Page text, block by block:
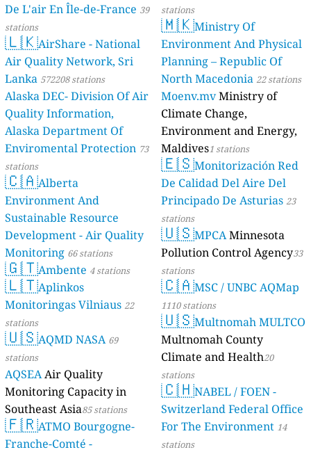
De L'air En Île-de-France 39
stations
🇱🇰AirShare - National
Air Quality Network, Sri
Lanka 572208 stations
Alaska DEC- Division Of Air
Quality Information,
Alaska Department Of
Enviromental Protection 73
stations
🇨🇦Alberta
Environment And
Sustainable Resource
Development - Air Quality
Monitoring 66 stations
🇬🇹Ambente 4 stations
🇱🇹Aplinkos
Monitoringas Vilniaus 22
stations
🇺🇸AQMD NASA 69
stations
AQSEAAir Quality
Monitoring Capacity in
Southeast Asia85 stations
🇫🇷ATMO Bourgogne-
Franche-Comté -
stations
🇲🇰Ministry Of
Environment And Physical
Planning – Republic Of
North Macedonia 22 stations
Moenv.mvMinistry of
Climate Change,
Environment and Energy,
Maldives1 stations
🇪🇸Monitorización Red
De Calidad Del Aire Del
Principado De Asturias 23
stations
🇺🇸MPCAMinnesota
Pollution Control Agency33
stations
🇨🇦MSC / UNBC AQMap
1110 stations
🇺🇸Multnomah MULTCO
Multnomah County
Climate and Health20
stations
🇨🇭NABEL / FOEN -
Switzerland Federal Office
For The Environment 14
stations